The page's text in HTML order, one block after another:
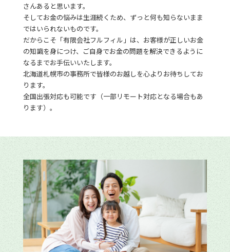
さんあると思います。
そしてお金の悩みは生涯続くため、ずっと何も知らないまま
ではいられないものです。
だからこそ「有限会社フルフィル」は、お客様が正しいお金
の知識を身につけ、ご自身でお金の問題を解決できるように
なるまでお手伝いいたします。
北海道札幌市の事務所で皆様のお越しを心よりお待ちしてお
ります。
全国出張対応も可能です（一部リモート対応となる場合もあ
ります）。